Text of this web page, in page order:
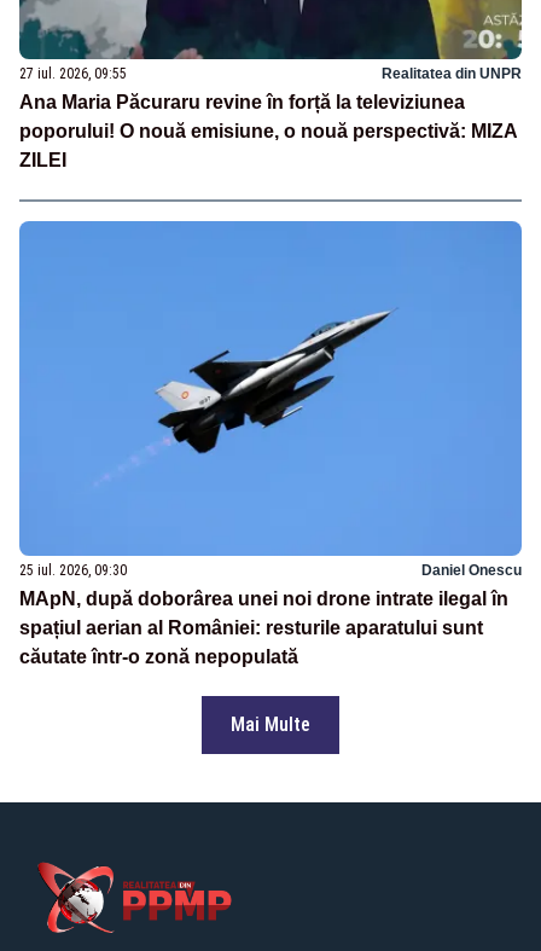
27 iul. 2026, 09:55 Realitatea din UNPR
Ana Maria Păcuraru revine în forță la televiziunea
poporului! O nouă emisiune, o nouă perspectivă: MIZA
ZILEI
25 iul. 2026, 09:30 Daniel Onescu
MApN, după doborârea unei noi drone intrate ilegal în
spațiul aerian al României: resturile aparatului sunt
căutate într-o zonă nepopulată
Mai Multe